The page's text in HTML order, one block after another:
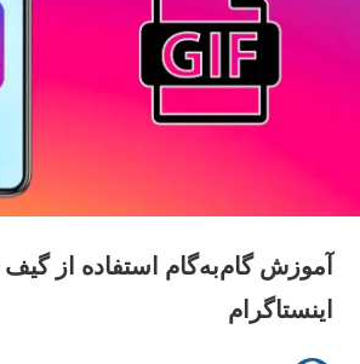
آموزش گام‌به‌گام استفاده از
اینستاگرام